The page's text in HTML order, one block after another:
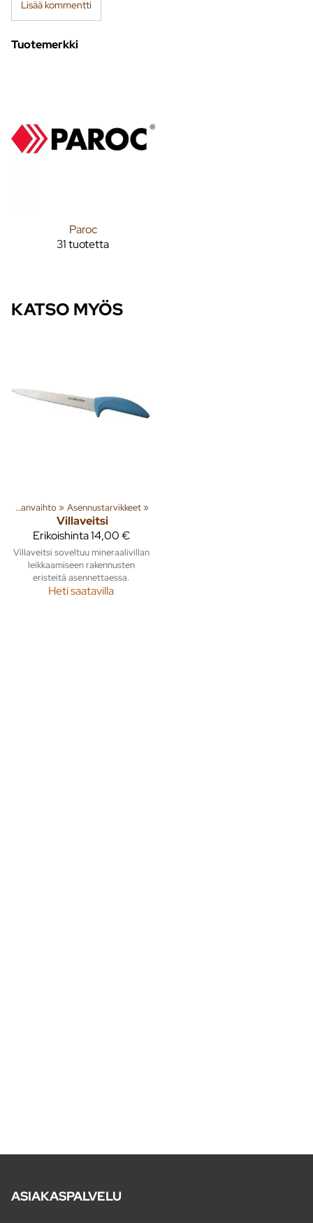
Lisää kommentti
Tuotemerkki
Paroc
31 tuotetta
KATSO MYÖS
Ilmanvaihto‪» Asennustarvikkeet‪»
Villaveitsi
Erikoishinta14,00 €
Villaveitsi soveltuu mineraalivillan
leikkaamiseen rakennusten
eristeitä asennettaessa.
Heti saatavilla
ASIAKASPALVELU